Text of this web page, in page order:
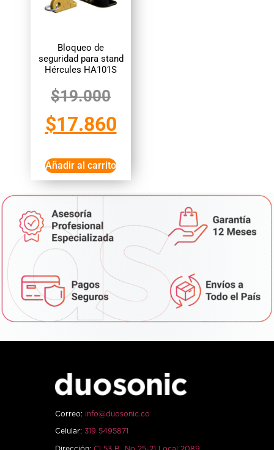
Bloqueo de
seguridad para stand
Hércules HA101S
$19.000
$17.860
Añadir al carrito
Correo: info@duosonic.co
Celular: 319 5495871